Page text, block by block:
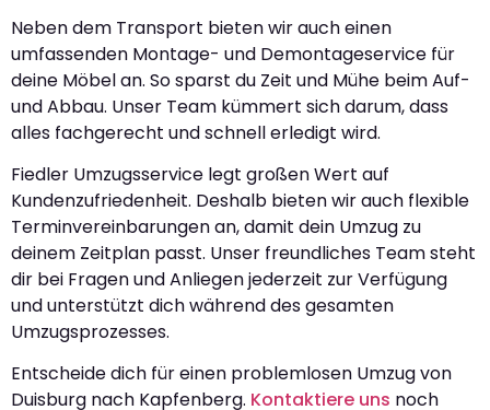
Neben dem Transport bieten wir auch einen
umfassenden Montage- und Demontageservice für
deine Möbel an. So sparst du Zeit und Mühe beim Auf-
und Abbau. Unser Team kümmert sich darum, dass
alles fachgerecht und schnell erledigt wird.
Fiedler Umzugsservice legt großen Wert auf
Kundenzufriedenheit. Deshalb bieten wir auch flexible
Terminvereinbarungen an, damit dein Umzug zu
deinem Zeitplan passt. Unser freundliches Team steht
dir bei Fragen und Anliegen jederzeit zur Verfügung
und unterstützt dich während des gesamten
Umzugsprozesses.
Entscheide dich für einen problemlosen Umzug von
Duisburg nach Kapfenberg. Kontaktiere uns noch